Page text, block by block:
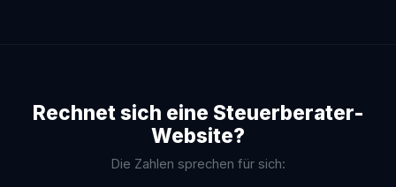
Rechnet sich eine Steuerberater-
Website?
Die Zahlen sprechen für sich: